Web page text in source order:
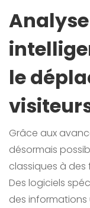
le
Grâce aux
désormais
classiques à des
Des logiciels
des informations